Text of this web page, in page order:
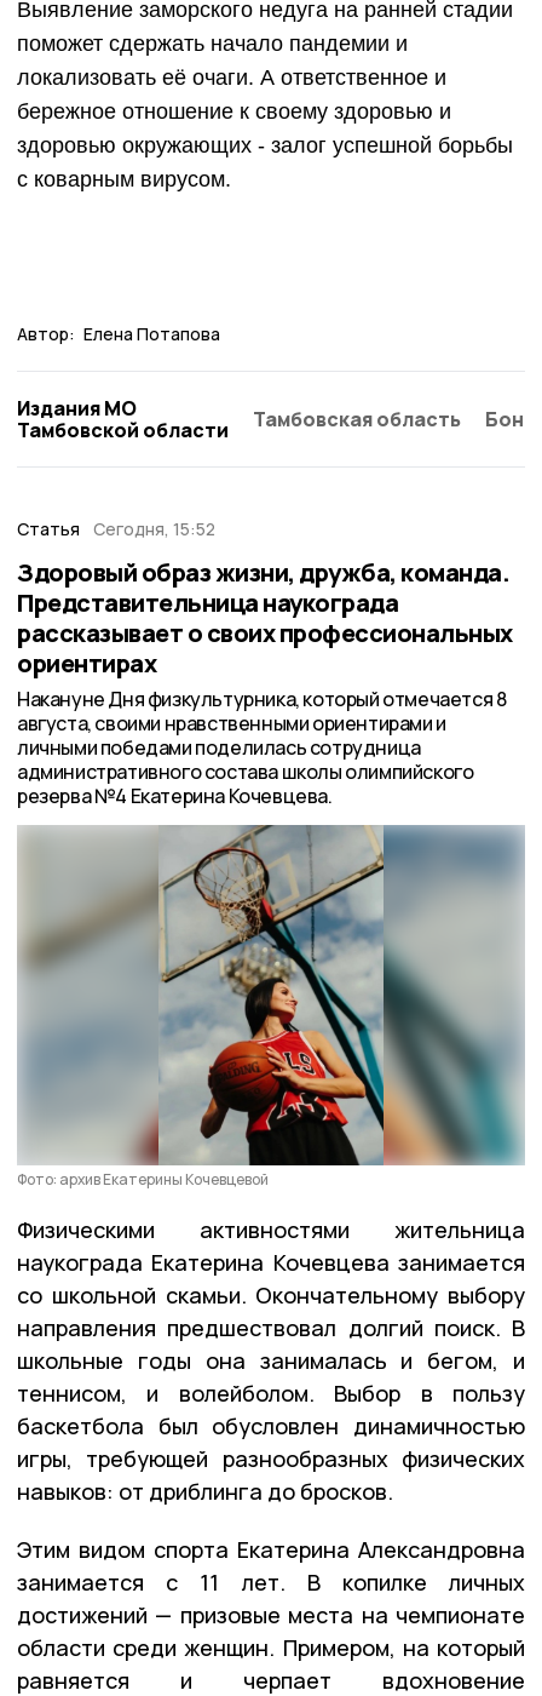
Выявление заморского недуга на ранней стадии
поможет сдержать начало пандемии и
локализовать её очаги. А ответственное и
бережное отношение к своему здоровью и
здоровью окружающих - залог успешной борьбы
с коварным вирусом.
Автор: Елена Потапова
Издания МО
Тамбовской области
Тамбовская область
Статья Сегодня, 15:52
Здоровый образ жизни, дружба, команда.
Представительница наукограда
рассказывает о своих профессиональных
ориентирах
Накануне Дня физкультурника, который отмечается 8
августа, своими нравственными ориентирами и
личными победами поделилась сотрудница
административного состава школы олимпийского
резерва №4 Екатерина Кочевцева.
Фото: архив Екатерины Кочевцевой
Физическими активностями жительница
наукограда Екатерина Кочевцева занимается
со школьной скамьи. Окончательному выбору
направления предшествовал долгий поиск. В
школьные годы она занималась и бегом, и
теннисом, и волейболом. Выбор в пользу
баскетбола был обусловлен динамичностью
игры, требующей разнообразных физических
навыков: от дриблинга до бросков.
Этим видом спорта Екатерина Александровна
занимается с 11 лет. В копилке личных
достижений — призовые места на чемпионате
области среди женщин. Примером, на который
равняется и черпает вдохновение